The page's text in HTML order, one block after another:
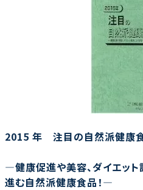
調査の種類で選ぶ
2015 年 注目の自然派健康
―健康促進や美容、ダイエッ
進む自然派健康食品！―